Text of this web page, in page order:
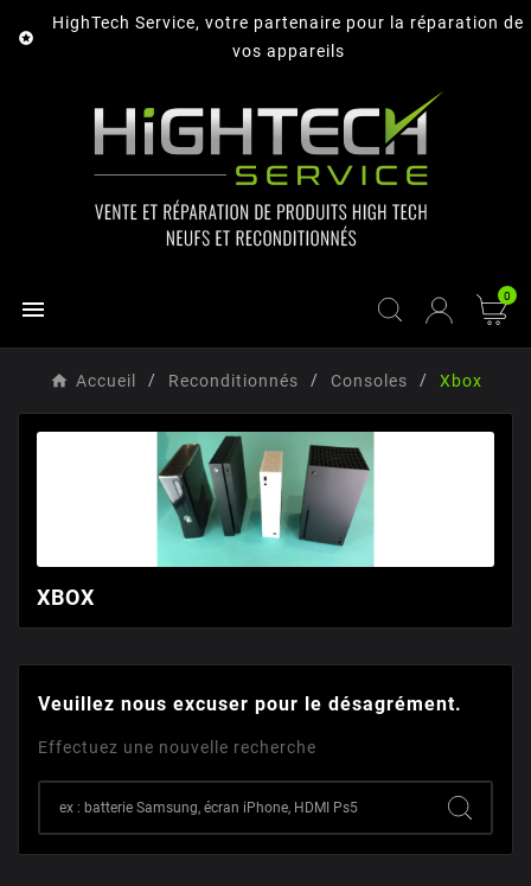

HighTech Service, votre partenaire pour la réparation de
vos appareils
 0
Accueil Reconditionnés Consoles Xbox
XBOX
Veuillez nous excuser pour le désagrément.
Effectuez une nouvelle recherche